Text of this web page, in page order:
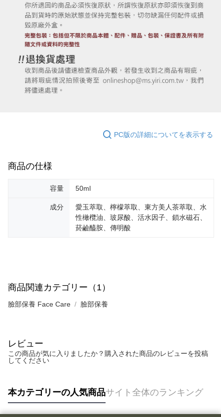
PC版の詳細についてを表示する
商品の仕様
容量 50ml
成分
愛玉萃取、檸檬萃取、東方美人茶萃取、水
性橄欖油、玻尿酸、活水因子、鎖水磁石、
菸鹼醯胺、傳明酸
商品関連カテゴリー（1）
臉部保養 Face Care 臉部保養
レビュー
この商品が気に入りましたか？購入された商品のレビューを投稿
してください
本カテゴリーの人気商品サイト全体のランキング